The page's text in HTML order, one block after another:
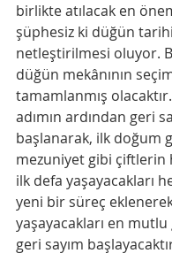
birlikte atılacak en
şüphesiz ki düğün
netleştirilmesi oluyor.
düğün mekânının
tamamlanmış
adımın ardından geri
başlanarak, ilk doğum
mezuniyet gibi çiftlerin
ilk defa yaşayacakları
yeni bir süreç
yaşayacakları en
geri sayım